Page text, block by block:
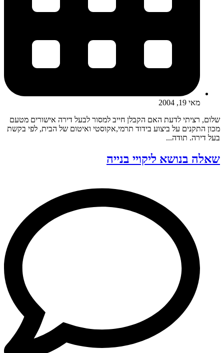
מאי 19, 2004
שלום, רציתי לדעת האם הקבלן חייב למסור לבעל דירה אישורים מטעם
מכון התקנים על ביצוע בידוד תרמי,אקוסטי ואיטום של הבית, לפי בקשת
בעל דירה. תודה...
שאלה בנושא ליקויי בנייה